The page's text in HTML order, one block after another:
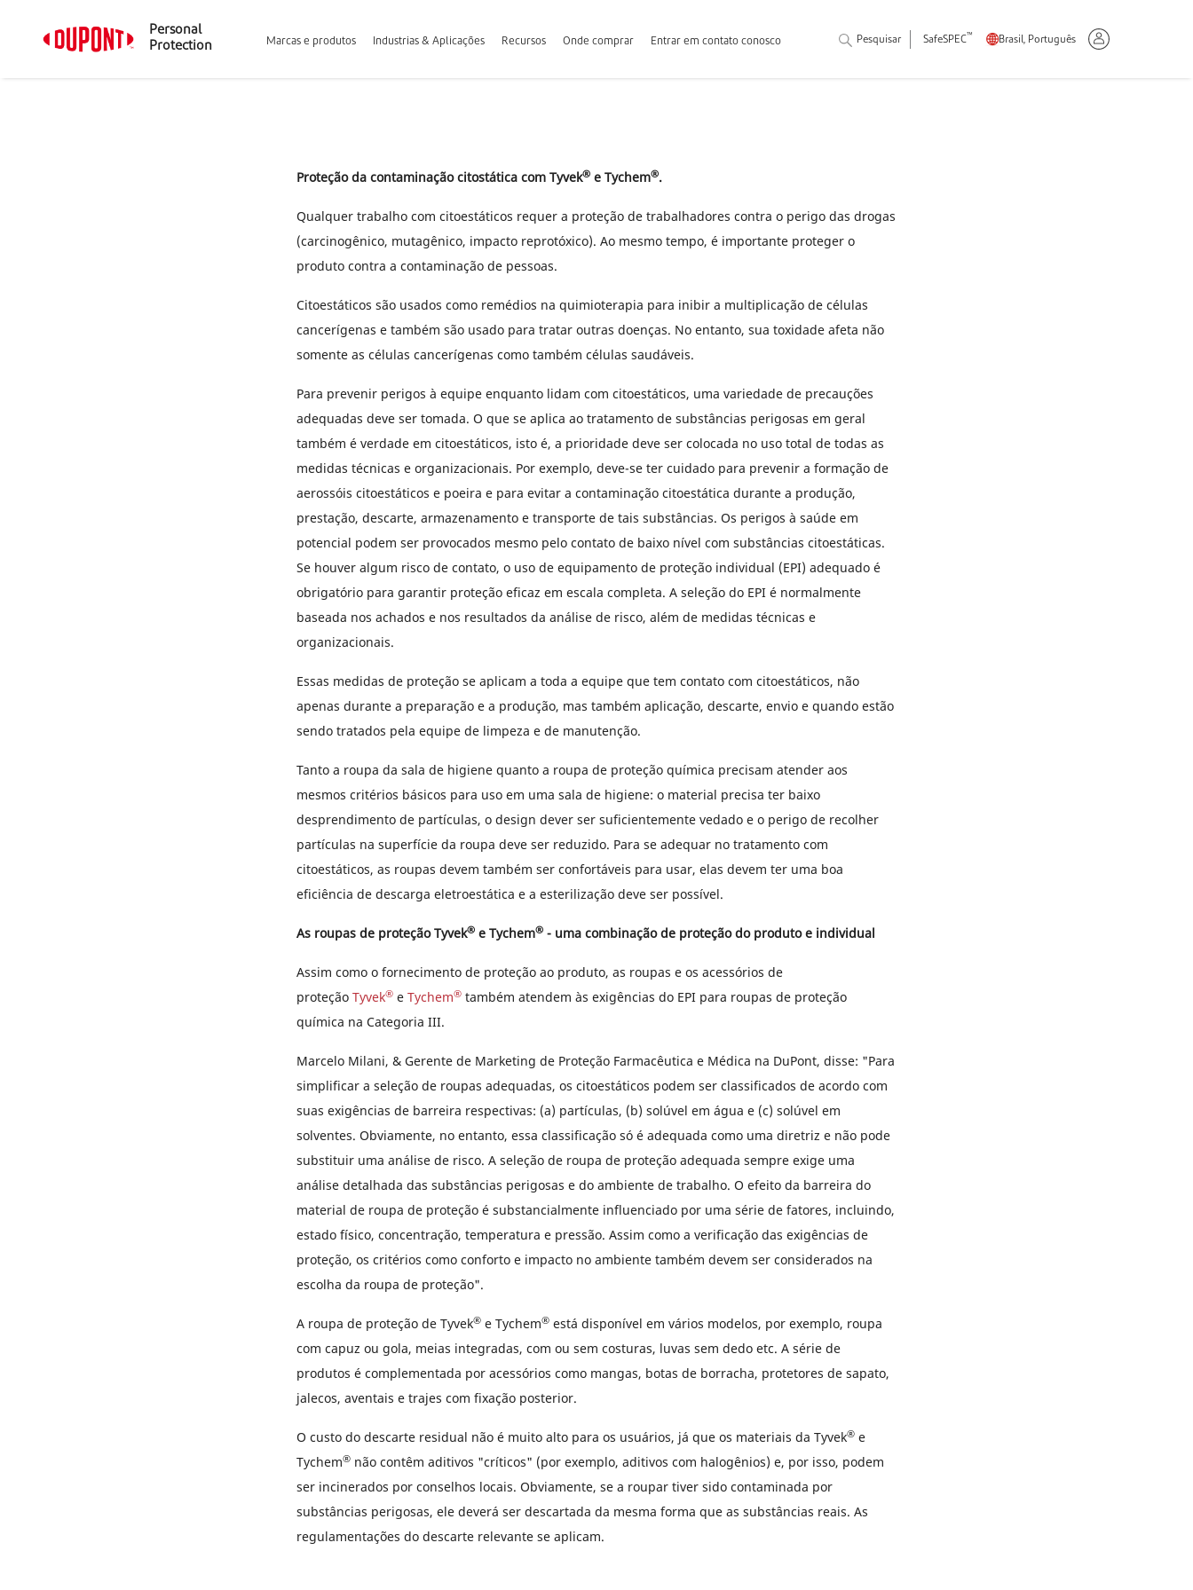
Personal
Protection
Marcas e produtos Industrias & Aplicações Recursos Onde comprar Entrar em contato conosco Pesquisar SafeSPEC™ Brasil, Português
Proteção da contaminação citostática com Tyvek®e Tychem®.
Qualquer trabalho com citoestáticos requer a proteção de trabalhadores contra o perigo das drogas
(carcinogênico, mutagênico, impacto reprotóxico). Ao mesmo tempo, é importante proteger o
produto contra a contaminação de pessoas.
Citoestáticos são usados como remédios na quimioterapia para inibir a multiplicação de células
cancerígenas e também são usado para tratar outras doenças. No entanto, sua toxidade afeta não
somente as células cancerígenas como também células saudáveis.
Para prevenir perigos à equipe enquanto lidam com citoestáticos, uma variedade de precauções
adequadas deve ser tomada. O que se aplica ao tratamento de substâncias perigosas em geral
também é verdade em citoestáticos, isto é, a prioridade deve ser colocada no uso total de todas as
medidas técnicas e organizacionais. Por exemplo, deve-se ter cuidado para prevenir a formação de
aerossóis citoestáticos e poeira e para evitar a contaminação citoestática durante a produção,
prestação, descarte, armazenamento e transporte de tais substâncias. Os perigos à saúde em
potencial podem ser provocados mesmo pelo contato de baixo nível com substâncias citoestáticas.
Se houver algum risco de contato, o uso de equipamento de proteção individual (EPI) adequado é
obrigatório para garantir proteção eficaz em escala completa. A seleção do EPI é normalmente
baseada nos achados e nos resultados da análise de risco, além de medidas técnicas e
organizacionais.
Essas medidas de proteção se aplicam a toda a equipe que tem contato com citoestáticos, não
apenas durante a preparação e a produção, mas também aplicação, descarte, envio e quando estão
sendo tratados pela equipe de limpeza e de manutenção.
Tanto a roupa da sala de higiene quanto a roupa de proteção química precisam atender aos
mesmos critérios básicos para uso em uma sala de higiene: o material precisa ter baixo
desprendimento de partículas, o design dever ser suficientemente vedado e o perigo de recolher
partículas na superfície da roupa deve ser reduzido. Para se adequar no tratamento com
citoestáticos, as roupas devem também ser confortáveis para usar, elas devem ter uma boa
eficiência de descarga eletroestática e a esterilização deve ser possível.
As roupas de proteção Tyvek®e Tychem®- uma combinação de proteção do produto e individual
Assim como o fornecimento de proteção ao produto, as roupas e os acessórios de
proteção Tyvek®e Tychem®também atendem às exigências do EPI para roupas de proteção
química na Categoria III.
Marcelo Milani, & Gerente de Marketing de Proteção Farmacêutica e Médica na DuPont, disse: "Para
simplificar a seleção de roupas adequadas, os citoestáticos podem ser classificados de acordo com
suas exigências de barreira respectivas: (a) partículas, (b) solúvel em água e (c) solúvel em
solventes. Obviamente, no entanto, essa classificação só é adequada como uma diretriz e não pode
substituir uma análise de risco. A seleção de roupa de proteção adequada sempre exige uma
análise detalhada das substâncias perigosas e do ambiente de trabalho. O efeito da barreira do
material de roupa de proteção é substancialmente influenciado por uma série de fatores, incluindo,
estado físico, concentração, temperatura e pressão. Assim como a verificação das exigências de
proteção, os critérios como conforto e impacto no ambiente também devem ser considerados na
escolha da roupa de proteção".
A roupa de proteção de Tyvek®e Tychem®está disponível em vários modelos, por exemplo, roupa
com capuz ou gola, meias integradas, com ou sem costuras, luvas sem dedo etc. A série de
produtos é complementada por acessórios como mangas, botas de borracha, protetores de sapato,
jalecos, aventais e trajes com fixação posterior.
O custo do descarte residual não é muito alto para os usuários, já que os materiais da Tyvek®e
Tychem®não contêm aditivos "críticos" (por exemplo, aditivos com halogênios) e, por isso, podem
ser incinerados por conselhos locais. Obviamente, se a roupar tiver sido contaminada por
substâncias perigosas, ele deverá ser descartada da mesma forma que as substâncias reais. As
regulamentações do descarte relevante se aplicam.